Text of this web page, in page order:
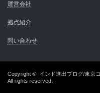
運営会社
拠点紹介
問い合わせ
Copyright © インド進出ブログ/東京
All rights reserved.